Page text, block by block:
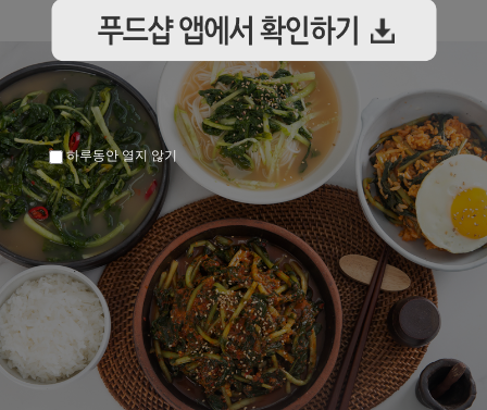
하루동안 열지 않기